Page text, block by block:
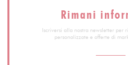
Rimani
Iscriversi alla nostra newsletter per
personalizzate e offerte di